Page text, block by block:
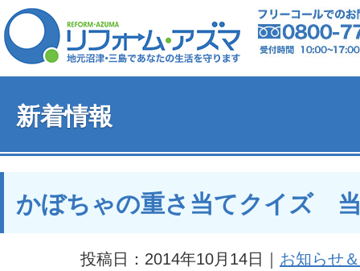
新着情報
かぼちゃの重さ当てクイズ
投稿日：2014年10月14日｜ お知らせ